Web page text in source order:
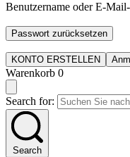
Benutzername oder E-
Passwort zurücksetzen
KONTO ERSTELLEN
Warenkorb 0
Search for:
Search